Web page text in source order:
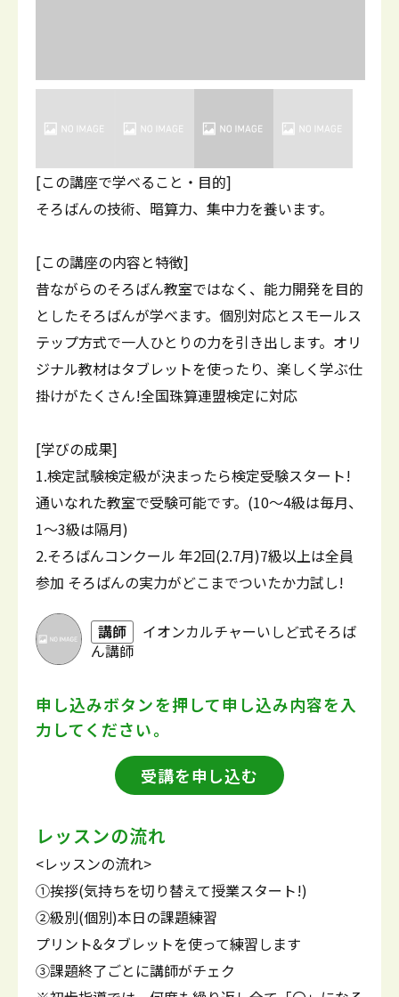
[この講座で学べること・目的]
そろばんの技術、暗算力、集中力を養います。
[この講座の内容と特徴]
昔ながらのそろばん教室ではなく、能力開発を目的
としたそろばんが学べます。個別対応とスモールス
テップ方式で一人ひとりの力を引き出します。オリ
ジナル教材はタブレットを使ったり、楽しく学ぶ仕
掛けがたくさん!全国珠算連盟検定に対応
[学びの成果]
1.検定試験検定級が決まったら検定受験スタート!
通いなれた教室で受験可能です。(10～4級は毎月、
1～3級は隔月)
2.そろばんコンクール 年2回(2.7月)7級以上は全員
参加 そろばんの実力がどこまでついたか力試し!
講師
イオンカルチャーいしど式そろば
ん講師
申し込みボタンを押して申し込み内容を入
力してください。
受講を申し込む
レッスンの流れ
<レッスンの流れ>
①挨拶(気持ちを切り替えて授業スタート!)
②級別(個別)本日の課題練習
プリント&タブレットを使って練習します
③課題終了ごとに講師がチェク